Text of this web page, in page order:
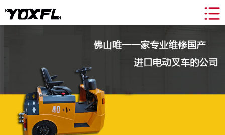
网站导航
新闻动态
合作案例
租赁&维修